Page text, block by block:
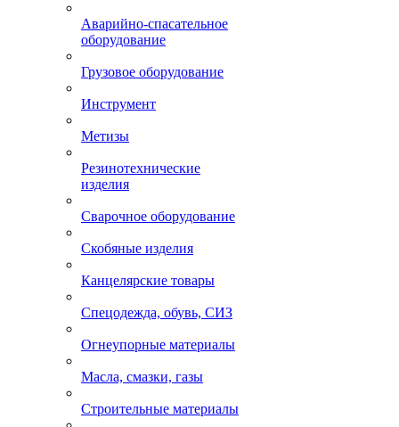
Аварийно-спасательное
оборудование
Грузовое оборудование
Инструмент
Метизы
Резинотехнические
изделия
Сварочное оборудование
Скобяные изделия
Канцелярские товары
Спецодежда, обувь, СИЗ
Огнеупорные материалы
Масла, смазки, газы
Строительные материалы